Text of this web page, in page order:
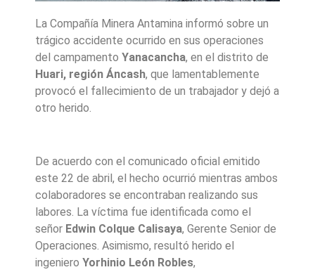
La Compañía Minera Antamina informó sobre un
trágico accidente ocurrido en sus operaciones
del campamento Yanacancha, en el distrito de
Huari, región Áncash, que lamentablemente
provocó el fallecimiento de un trabajador y dejó a
otro herido.
De acuerdo con el comunicado oficial emitido
este 22 de abril, el hecho ocurrió mientras ambos
colaboradores se encontraban realizando sus
labores. La víctima fue identificada como el
señor Edwin Colque Calisaya, Gerente Senior de
Operaciones. Asimismo, resultó herido el
ingeniero Yorhinio León Robles,